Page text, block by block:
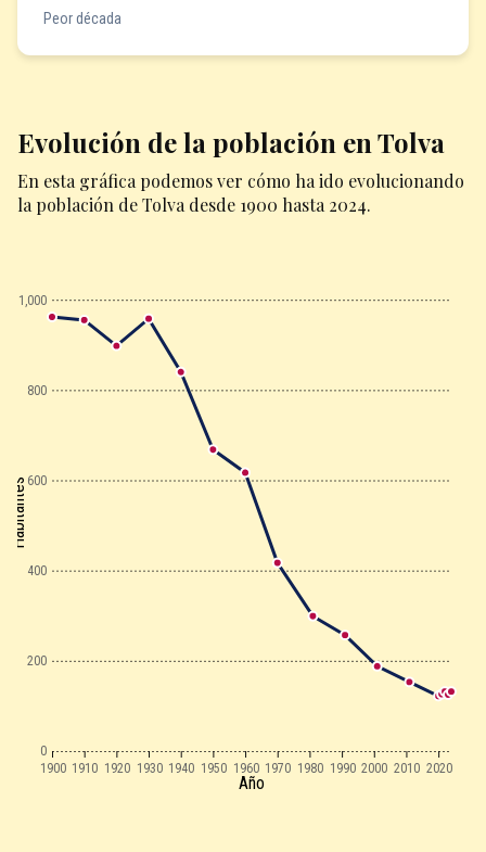
Peor década
Evolución de la población en Tolva
En esta gráfica podemos ver cómo ha ido evolucionando
la población de Tolva desde 1900 hasta 2024.
1900 1910 1920 1930 1940 1950 1960 1970 1980 1990 2000 2010 2020
0
200
400
600
800
1,000
Año
Habitantes